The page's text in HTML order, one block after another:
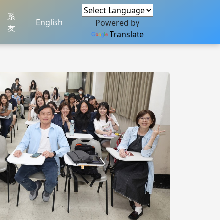
系
友
English
Powered by
Translate